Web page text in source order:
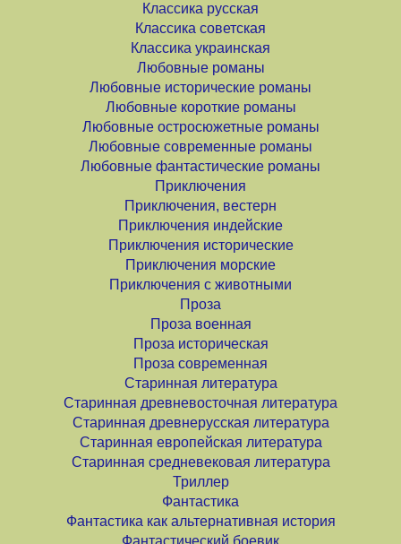
Классика русская
Классика советская
Классика украинская
Любовные романы
Любовные исторические романы
Любовные короткие романы
Любовные остросюжетные романы
Любовные современные романы
Любовные фантастические романы
Приключения
Приключения, вестерн
Приключения индейские
Приключения исторические
Приключения морские
Приключения с животными
Проза
Проза военная
Проза историческая
Проза современная
Старинная литература
Старинная древневосточная литература
Старинная древнерусская литература
Старинная европейская литература
Старинная средневековая литература
Триллер
Фантастика
Фантастика как альтернативная история
Фантастический боевик